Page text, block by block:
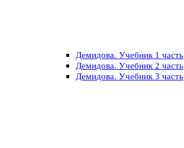
Демидова. Учебник 1 часть
Демидова. Учебник 2 часть
Демидова. Учебник 3 часть